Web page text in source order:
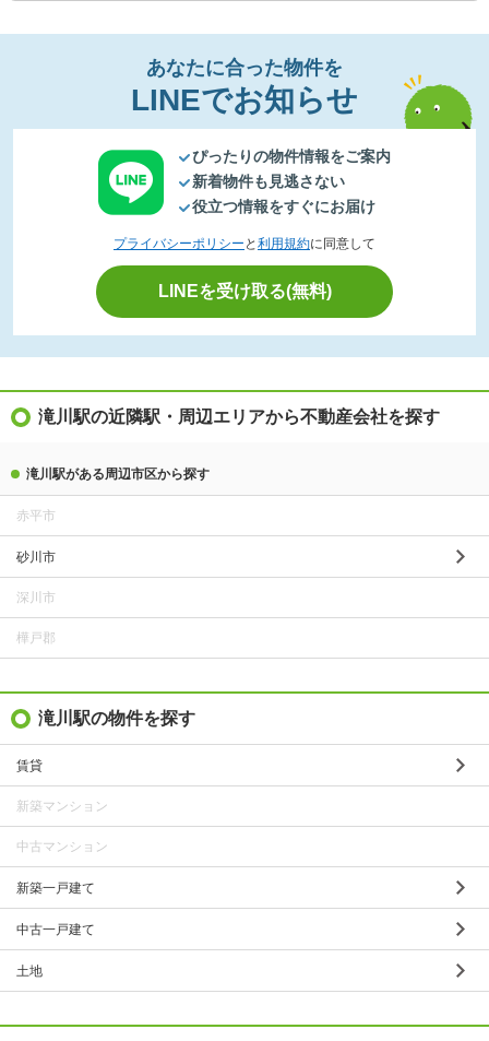
あなたに合った物件を
LINEでお知らせ
ぴったりの物件情報をご案内
新着物件も見逃さない
役立つ情報をすぐにお届け
プライバシーポリシー と 利用規約に同意して
LINEを受け取る(無料)
滝川駅の近隣駅・周辺エリアから不動産会社を探す
滝川駅がある周辺市区から探す
赤平市
砂川市
深川市
樺戸郡
滝川駅の物件を探す
賃貸
新築マンション
中古マンション
新築一戸建て
中古一戸建て
土地